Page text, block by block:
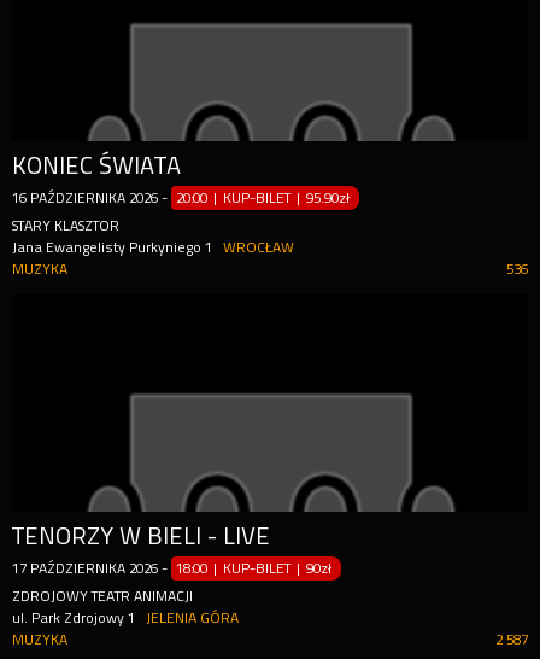
KONIEC ŚWIATA
16 PAŹDZIERNIKA 2026 - 20:00 | KUP-BILET |95.90zł
STARY KLASZTOR
Jana Ewangelisty Purkyniego 1
WROCŁAW
536
MUZYKA
TENORZY W BIELI - LIVE
17 PAŹDZIERNIKA 2026 - 18:00 | KUP-BILET |90zł
ZDROJOWY TEATR ANIMACJI
ul. Park Zdrojowy 1
JELENIA GÓRA
2 587
MUZYKA